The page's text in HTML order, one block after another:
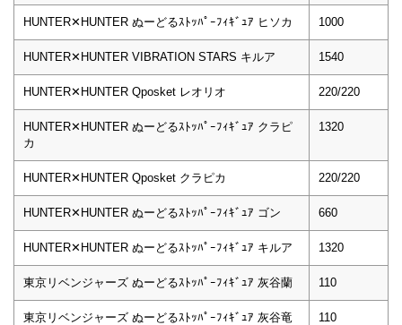
HUNTER✕HUNTER ぬーどるｽﾄｯﾊﾟｰﾌｨｷﾞｭｱ ヒソカ 1000
HUNTER✕HUNTER VIBRATION STARS キルア 1540
HUNTER✕HUNTER Qposket レオリオ 220/220
HUNTER✕HUNTER ぬーどるｽﾄｯﾊﾟｰﾌｨｷﾞｭｱ クラピ
カ
1320
HUNTER✕HUNTER Qposket クラピカ 220/220
HUNTER✕HUNTER ぬーどるｽﾄｯﾊﾟｰﾌｨｷﾞｭｱ ゴン 660
HUNTER✕HUNTER ぬーどるｽﾄｯﾊﾟｰﾌｨｷﾞｭｱ キルア 1320
東京リベンジャーズ ぬーどるｽﾄｯﾊﾟｰﾌｨｷﾞｭｱ 灰谷蘭 110
東京リベンジャーズ ぬーどるｽﾄｯﾊﾟｰﾌｨｷﾞｭｱ 灰谷竜
110